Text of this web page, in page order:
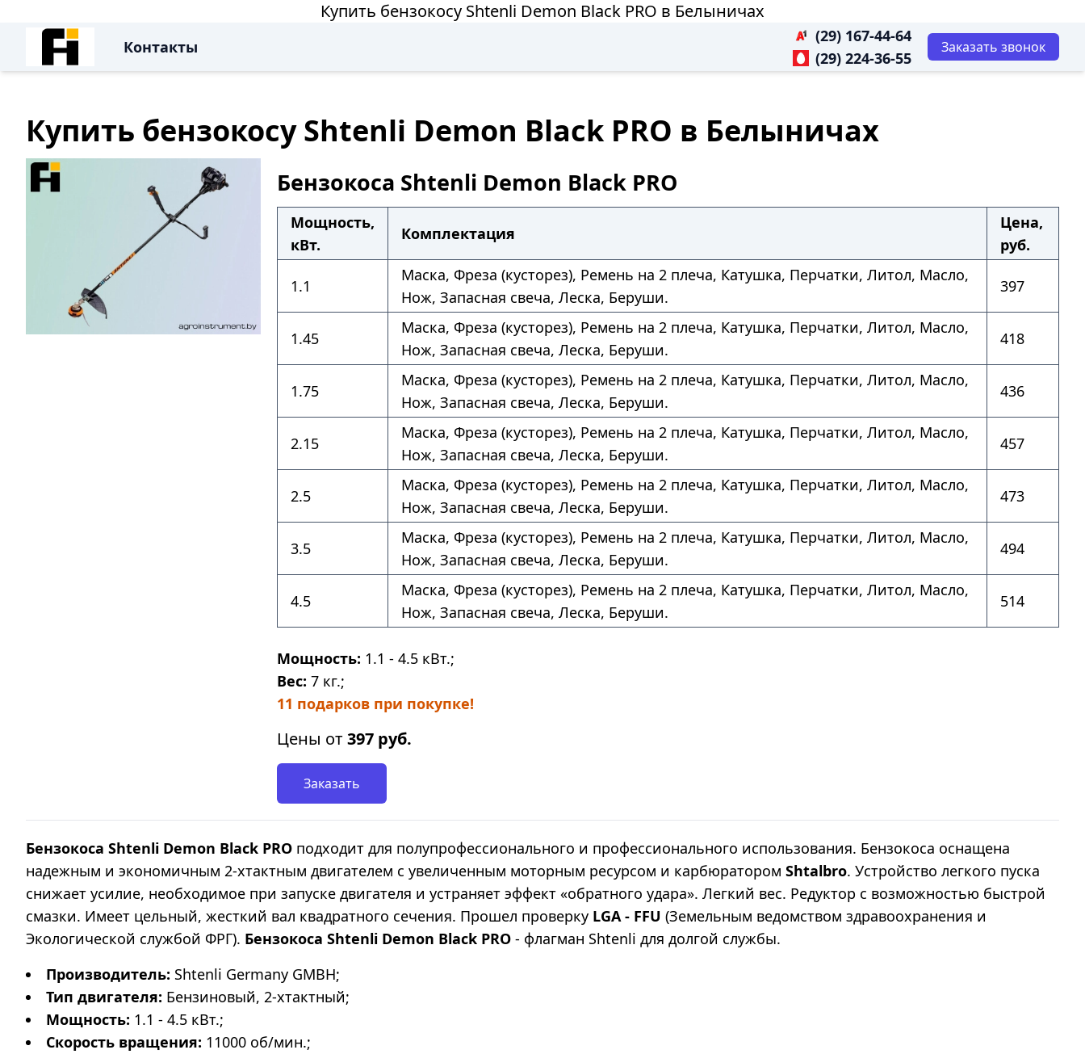
Купить бензокосу Shtenli Demon Black PRO в Белыничах
Контакты
(29) 167-44-64
(29) 224-36-55
Заказать звонок
Купить бензокосу Shtenli Demon Black PRO в Белыничах
Бензокоса Shtenli Demon Black PRO
Мощность,
кВт.
Комплектация
Цена,
руб.
1.1
Маска, Фреза (кусторез), Ремень на 2 плеча, Катушка, Перчатки, Литол, Масло,
Нож, Запасная свеча, Леска, Беруши.
397
1.45
Маска, Фреза (кусторез), Ремень на 2 плеча, Катушка, Перчатки, Литол, Масло,
Нож, Запасная свеча, Леска, Беруши.
418
1.75
Маска, Фреза (кусторез), Ремень на 2 плеча, Катушка, Перчатки, Литол, Масло,
Нож, Запасная свеча, Леска, Беруши.
436
2.15
Маска, Фреза (кусторез), Ремень на 2 плеча, Катушка, Перчатки, Литол, Масло,
Нож, Запасная свеча, Леска, Беруши.
457
2.5
Маска, Фреза (кусторез), Ремень на 2 плеча, Катушка, Перчатки, Литол, Масло,
Нож, Запасная свеча, Леска, Беруши.
473
3.5
Маска, Фреза (кусторез), Ремень на 2 плеча, Катушка, Перчатки, Литол, Масло,
Нож, Запасная свеча, Леска, Беруши.
494
4.5
Маска, Фреза (кусторез), Ремень на 2 плеча, Катушка, Перчатки, Литол, Масло,
Нож, Запасная свеча, Леска, Беруши.
514
Мощность: 1.1 - 4.5 кВт.;
Вес: 7 кг.;
11 подарков при покупке!
Цены от397 руб.
Заказать
Бензокоса Shtenli Demon Black PRO подходит для полупрофессионального и профессионального использования. Бензокоса оснащена
надежным и экономичным 2-хтактным двигателем с увеличенным моторным ресурсом и карбюратором Shtalbro. Устройство легкого пуска
снижает усилие, необходимое при запуске двигателя и устраняет эффект «обратного удара». Легкий вес. Редуктор с возможностью быстрой
смазки. Имеет цельный, жесткий вал квадратного сечения. Прошел проверку LGA - FFU (Земельным ведомством здравоохранения и
Экологической службой ФРГ). Бензокоса Shtenli Demon Black PRO - флагман Shtenli для долгой службы.
Производитель: Shtenli Germany GMBH;
Тип двигателя: Бензиновый, 2-хтактный;
Мощность: 1.1 - 4.5 кВт.;
Скорость вращения: 11000 об/мин.;